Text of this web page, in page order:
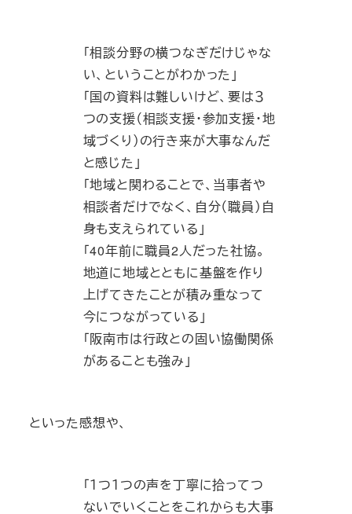
「相談分野の横つなぎだけじゃな
い、ということがわかった」
「国の資料は難しいけど、要は３
つの支援（相談支援・参加支援・地
域づくり）の行き来が大事なんだ
と感じた」
「地域と関わることで、当事者や
相談者だけでなく、自分（職員）自
身も支えられている」
「40年前に職員2人だった社協。
地道に地域とともに基盤を作り
上げてきたことが積み重なって
今につながっている」
「阪南市は行政との固い協働関係
があることも強み」
といった感想や、
「１つ１つの声を丁寧に拾ってつ
ないでいくことをこれからも大事